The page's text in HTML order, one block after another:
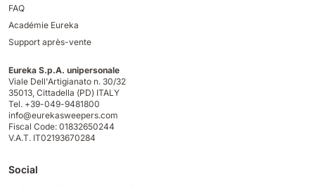
FAQ
Académie Eureka
Support après-vente
Eureka S.p.A. unipersonale
Viale Dell'Artigianato n. 30/32
35013, Cittadella (PD) ITALY
Tel. +39-049-9481800
info@eurekasweepers.com
Fiscal Code: 01832650244
V.A.T. IT02193670284
Social